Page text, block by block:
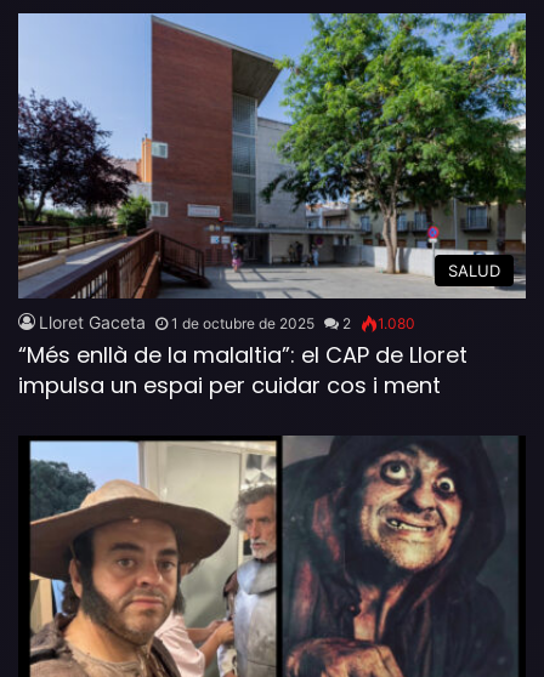
SALUD
Lloret Gaceta 1 de octubre de 2025 2 1.080
“Més enllà de la malaltia”: el CAP de Lloret
impulsa un espai per cuidar cos i ment